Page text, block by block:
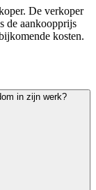
De verkoper
de aankoopprijs
kosten.
in zijn werk?